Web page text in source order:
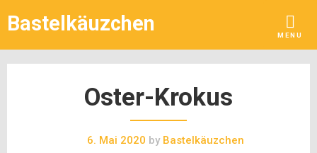
Bastelkäuzchen MENU
Oster-Krokus
6. Mai 2020 by Bastelkäuzchen